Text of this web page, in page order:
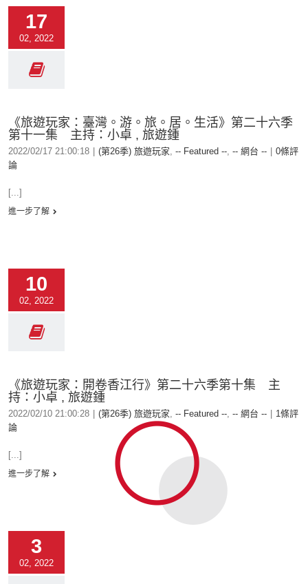
17
02, 2022
《旅遊玩家：臺灣。游。旅。居。生活》第二十六季
第十一集 主持：小卓 , 旅遊鍾
2022/02/17 21:00:18 (第26季) 旅遊玩家, -- Featured --, -- 網台 --
0條評
論
[...]
進一步了解
10
02, 2022
《旅遊玩家：開卷香江行》第二十六季第十集 主
持：小卓 , 旅遊鍾
2022/02/10 21:00:28 (第26季) 旅遊玩家, -- Featured --, -- 網台 --
1條評
論
[...]
進一步了解
3
02, 2022